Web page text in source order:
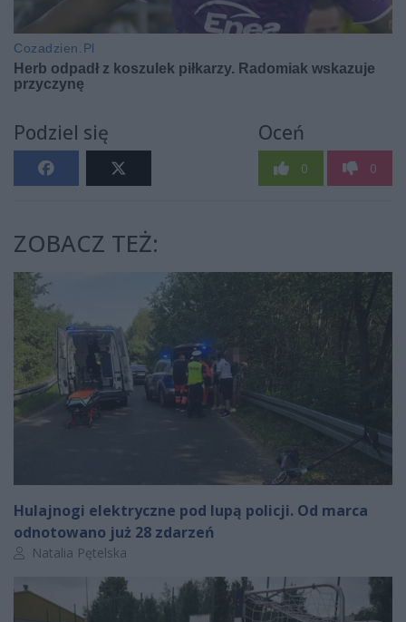
Podziel się Oceń
0 0
ZOBACZ TEŻ:
Hulajnogi elektryczne pod lupą policji. Od marca
odnotowano już 28 zdarzeń
Autor artykułu:
Natalia Pętelska